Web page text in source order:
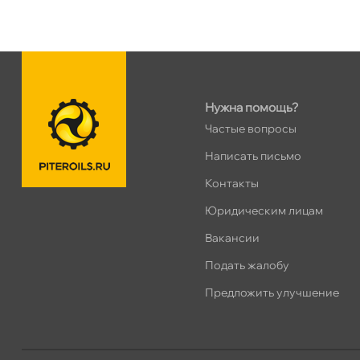
пр.Науки 10к1 (2 этаж)
ПН–ВС
Ленинский пр. 92 к.1
0 шт
Нужна помощь?
Частые вопросы
Написать письмо
Контакты
Юридическим лицам
акансии
Подать жалобу
Предложить улучшение